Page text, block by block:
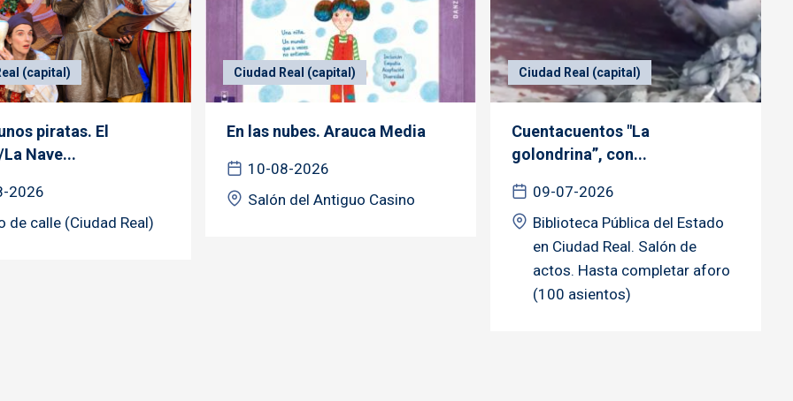
(capital)
piratas. El
Nave...
2026
de calle (Ciudad Real)
Ciudad Real (capital)
En las nubes. Arauca Media
10-08-2026
Salón del Antiguo Casino
Ciudad Real (capital)
Cuentacuentos "La
golondrina”, con...
09-07-2026
Biblioteca Pública del Estado
en Ciudad Real. Salón de
actos. Hasta completar aforo
(100 asientos)